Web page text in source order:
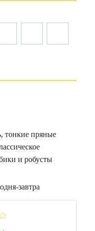
тонкие пряные
и робусты
завтра